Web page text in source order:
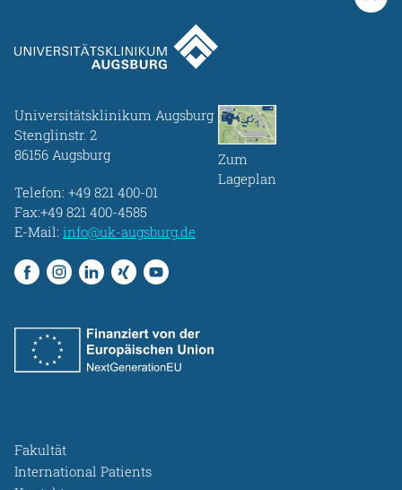
Universitätsklinikum Augsburg
Stenglinstr. 2
86156 Augsburg
Telefon: +49 821 400-01
Fax:+49 821 400-4585
E-Mail: info@uk-augsburg.de
Zum
Lageplan
Fakultät
International Patients